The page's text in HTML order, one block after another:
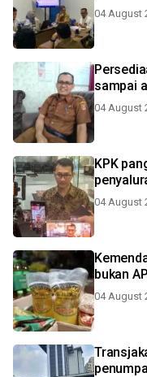
04 August
sampai
04 August
KPK
04 August
bukan
04 August